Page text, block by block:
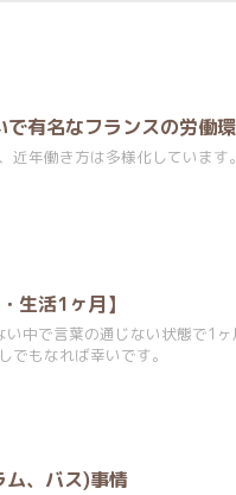
有名なフランスの労働
近年働き方は多様化しています
生活1ヶ月】
中で言葉の通じない状態で1
でもなれば幸いです。
ム、バス)事情